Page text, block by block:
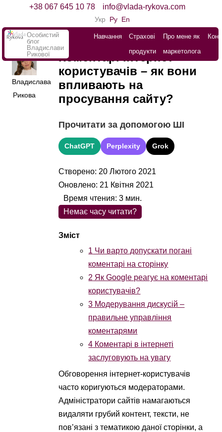
+38 067 645 10 78 info@vlada-rykova.com
Укр Ру En
Особистий
блог
Владислави
Рикової
Навчання
Страхові
продукти
Про мене як
маркетолога
Владислава
Рикова
Коментарі інтернет-
користувачів – як вони
впливають на
просування сайту?
Прочитати за допомогою ШІ
ChatGPT Perplexity Grok
Створено: 20 Лютого 2021
Оновлено: 21 Квітня 2021
Немає часу читати?
1 Чи варто допускати погані
коментарі на сторінку
2 Як Google реагує на коментарі
користувачів?
3 Модерування дискусій –
правильне управління
коментарями
4 Коментарі в інтернеті
заслуговують на увагу
Время чтения:3 мин.
Обговорення інтернет-користувачів
часто коригуються модераторами.
Адміністратори сайтів намагаються
видаляти грубий контент, тексти, не
пов’язані з тематикою даної сторінки, а